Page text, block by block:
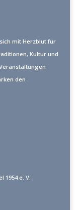
mit Herzblut für
Kultur und
den
1954 e. V.